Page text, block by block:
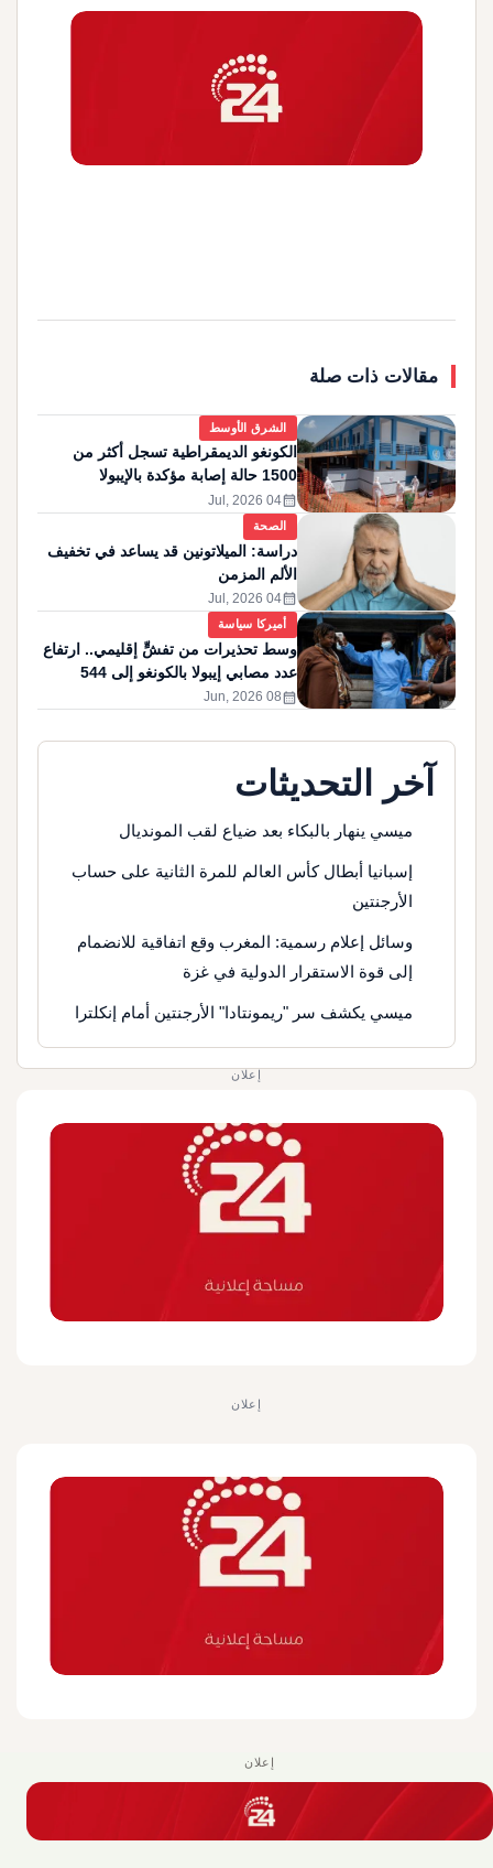
مقالات ذات صلة
الشرق الأوسط
الكونغو الديمقراطية تسجل أكثر من
1500 حالة إصابة مؤكدة بالإيبولا
calendar_month
04 Jul, 2026
الصحة
دراسة: الميلاتونين قد يساعد في تخفيف
الألم المزمن
calendar_month
04 Jul, 2026
أميركا سياسة
وسط تحذيرات من تفشٍّ إقليمي.. ارتفاع
عدد مصابي إيبولا بالكونغو إلى 544
calendar_month
08 Jun, 2026
آخر التحديثات
ميسي ينهار بالبكاء بعد ضياع لقب المونديال
إسبانيا أبطال كأس العالم للمرة الثانية على حساب
الأرجنتين
وسائل إعلام رسمية: المغرب وقع اتفاقية للانضمام
إلى قوة الاستقرار الدولية في غزة
ميسي يكشف سر "ريمونتادا" الأرجنتين أمام إنكلترا
إعلان
إعلان
إعلان